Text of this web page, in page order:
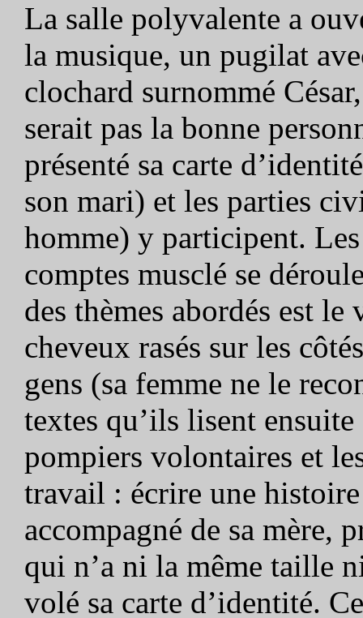
La salle polyvalente a
la musique, un pugilat
clochard surnommé
serait pas la bonne
présenté sa carte
son mari) et les parties
homme) y participent.
comptes musclé se
des thèmes abordés est
cheveux rasés sur les
gens (sa femme ne le
textes qu’ils lisent
pompiers volontaires et
travail : écrire une
accompagné de sa mère,
qui n’a ni la même taille
volé sa carte d’identité.